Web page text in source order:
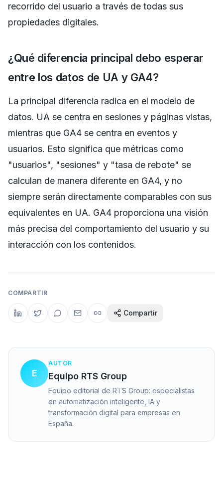
recorrido del usuario a través de todas sus
propiedades digitales.
¿Qué diferencia principal debo esperar
entre los datos de UA y GA4?
La principal diferencia radica en el modelo de
datos. UA se centra en sesiones y páginas vistas,
mientras que GA4 se centra en eventos y
usuarios. Esto significa que métricas como
"usuarios", "sesiones" y "tasa de rebote" se
calculan de manera diferente en GA4, y no
siempre serán directamente comparables con sus
equivalentes en UA. GA4 proporciona una visión
más precisa del comportamiento del usuario y su
interacción con los contenidos.
COMPARTIR
Compartir
E
AUTOR
Equipo RTS Group
Equipo editorial de RTS Group: especialistas
en automatización inteligente, IA y
transformación digital para empresas en
España.